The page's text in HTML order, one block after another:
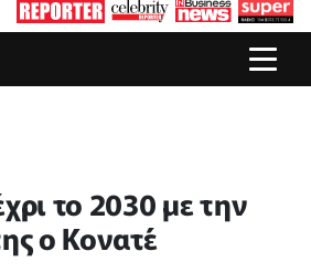
το 2030 με την
ο Κονατέ